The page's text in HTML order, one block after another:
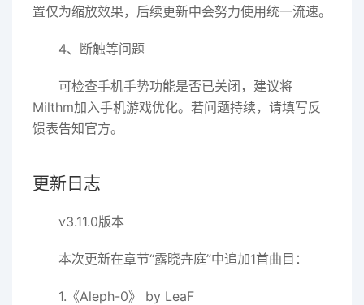
置仅为缩放效果，后续更新中会努力使用统一流速。
4、断触等问题
可检查手机手势功能是否已关闭，建议将
Milthm加入手机游戏优化。若问题持续，请填写反
馈表告知官方。
更新日志
v3.11.0版本
本次更新在章节“露晓卉庭”中追加1首曲目：
1.《Aleph-0》 by LeaF